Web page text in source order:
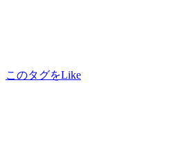
このタグをLike